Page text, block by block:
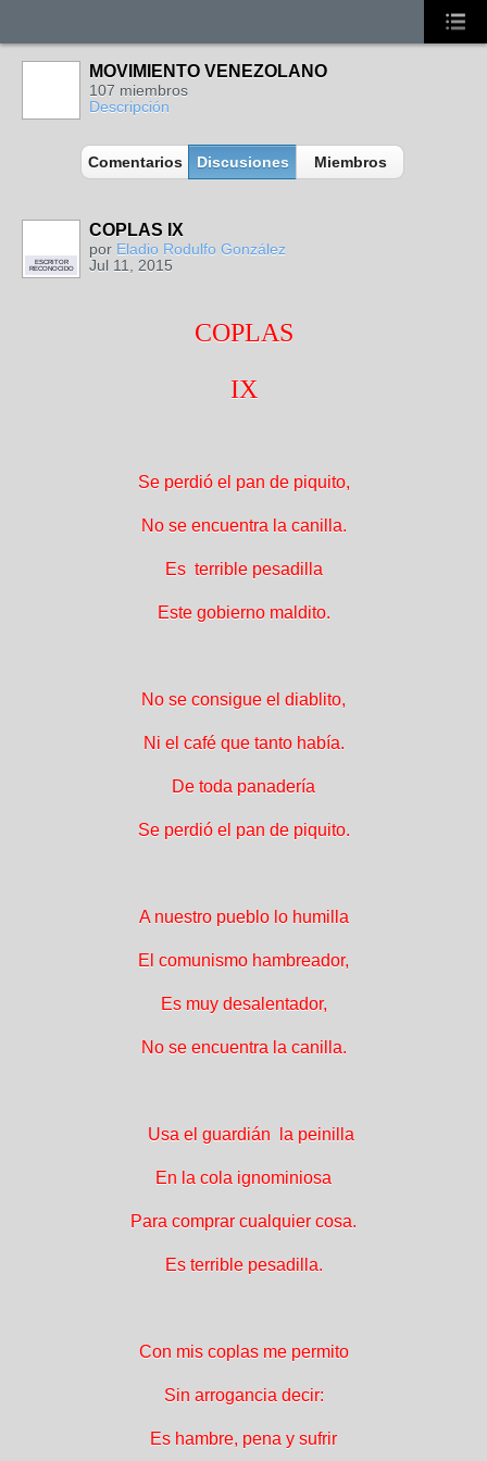
MOVIMIENTO VENEZOLANO
107 miembros
Descripción
Comentarios Discusiones Miembros
ESCRITOR
RECONOCIDO
COPLAS IX
por Eladio Rodulfo González
Jul 11, 2015
COPLAS
IX
Se perdió el pan de piquito,
No se encuentra la canilla.
Es terrible pesadilla
Este gobierno maldito.
No se consigue el diablito,
Ni el café que tanto había.
De toda panadería
Se perdió el pan de piquito.
A nuestro pueblo lo humilla
El comunismo hambreador,
Es muy desalentador,
No se encuentra la canilla.
Usa el guardián la peinilla
En la cola ignominiosa
Para comprar cualquier cosa.
Es terrible pesadilla.
Con mis coplas me permito
Sin arrogancia decir:
Es hambre, pena y sufrir